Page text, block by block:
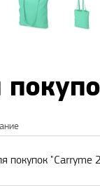
покупок "Carryme